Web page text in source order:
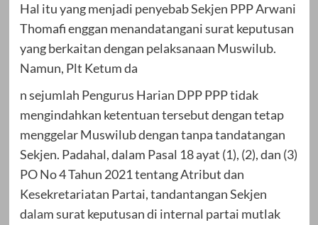
Hal itu yang menjadi penyebab Sekjen PPP Arwani
Thomafi enggan menandatangani surat keputusan
yang berkaitan dengan pelaksanaan Muswilub.
Namun, Plt Ketum da
n sejumlah Pengurus Harian DPP PPP tidak
mengindahkan ketentuan tersebut dengan tetap
menggelar Muswilub dengan tanpa tandatangan
Sekjen. Padahal, dalam Pasal 18 ayat (1), (2), dan (3)
PO No 4 Tahun 2021 tentang Atribut dan
Kesekretariatan Partai, tandantangan Sekjen
dalam surat keputusan di internal partai mutlak